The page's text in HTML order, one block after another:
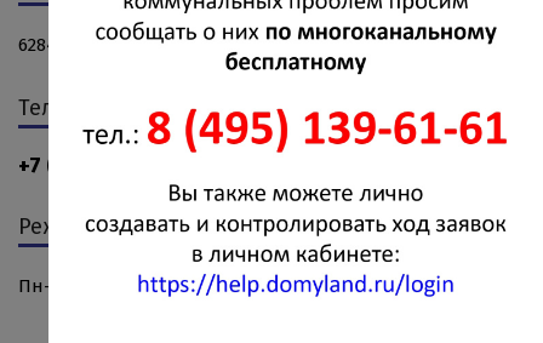
628426, РФ, ХМАО-Югра, г. Сургут, пр-кт Мира, д. 55
Телефон
+7 (3462) 555-120
Режим работы и часы личного приёма граждан
Пн–Пт: 9:00–18:00 Обед: 13:00–14:00 Сб–Вс: выходной